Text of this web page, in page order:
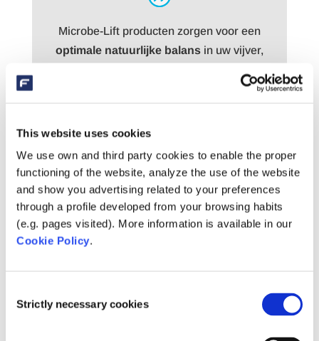
This website uses cookies
We use own and third party cookies to enable the proper
functioning of the website, analyze the use of the website
and show you advertising related to your preferences
through a profile developed from your browsing habits
(e.g. pages visited). More information is available in our
Cookie Policy.
Selection
Strictly necessary cookies
Microbe-Lift producten zorgen voor een
optimale natuurlijke balansin uw vijver,
schadelijke stoffen
UW VIJVER OPTIMAAL VOORBEREIDEN
volgende jaar, wordt gelegd in de herfst.
Daarom is